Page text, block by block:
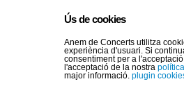
Ús de cookies
Anem de Concerts utilitza
experiència d'usuari. Si
consentiment per a
l'acceptació de la nostra
major informació. plugin